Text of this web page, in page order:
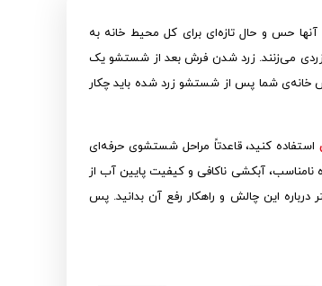
آنها حس و حال تازه‌ای برای کل محیط خانه به
زردی می‌زنند. زرد شدن فرش بعد از شستشو یک
خانه‌ی شما پس از شستشو زرد شده باید چکار
استفاده کنید، قاعدتاً مراحل شستشوی حرفه‌ای
آبکشی ناکافی و کیفیت پایین آب از
این چالش و راهکار رفع آن بدانید. پس